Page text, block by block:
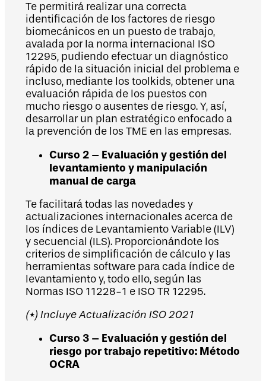
Te permitirá realizar una correcta
identificación de los factores de riesgo
biomecánicos en un puesto de trabajo,
avalada por la norma internacional ISO
12295, pudiendo efectuar un diagnóstico
rápido de la situación inicial del problema e
incluso, mediante los toolkids, obtener una
evaluación rápida de los puestos con
mucho riesgo o ausentes de riesgo. Y, así,
desarrollar un plan estratégico enfocado a
la prevención de los TME en las empresas.
Curso 2 – Evaluación y gestión del
levantamiento y manipulación
manual de carga
Te facilitará todas las novedades y
actualizaciones internacionales acerca de
los índices de Levantamiento Variable (ILV)
y secuencial (ILS). Proporcionándote los
criterios de simplificación de cálculo y las
herramientas software para cada índice de
levantamiento y, todo ello, según las
Normas ISO 11228-1 e ISO TR 12295.
(*) Incluye Actualización ISO 2021
Curso 3 – Evaluación y gestión del
riesgo por trabajo repetitivo: Método
OCRA